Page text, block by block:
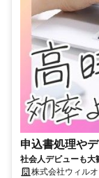
申込書処理や
社会人デビューも
たら在宅OK♪
株式会社ウィル